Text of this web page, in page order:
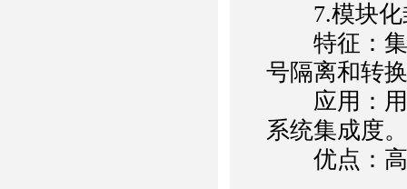
7.模块化
特征：集
号隔离和转
应用：用
系统集成度。
优点：高